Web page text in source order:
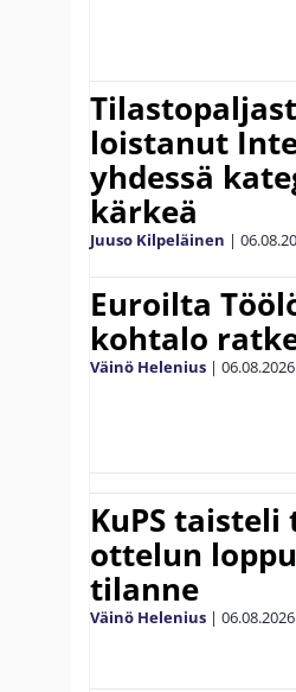
loistanut
yhdessä
kärkeä
Juuso Kilpeläinen |
Euroilta
kohtalo
Väinö Helenius | 06.08.2026
KuPS
ottelun
tilanne
Väinö Helenius | 06.08.2026